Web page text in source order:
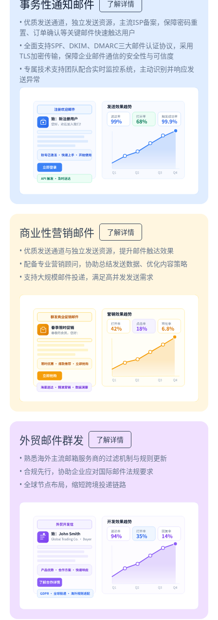
事务性通知邮件
了解详情
• 优质发送通道，独立发送资源，主流ISP备案，保障密码重
置、订单确认等关键邮件快速触达用户
• 全面支持SPF、DKIM、DMARC三大邮件认证协议，采用
TLS加密传输，保障企业邮件通信的安全性与可信度
• 专属技术支持团队配合实时监控系统，主动识别并响应发
送异常
商业性营销邮件
了解详情
• 优质发送通道与独立发送资源，提升邮件触达效果
• 配备专业营销顾问，协助总结发送数据、优化内容策略
• 支持大规模邮件投递，满足高并发发送需求
外贸邮件群发
了解详情
• 熟悉海外主流邮箱服务商的过滤机制与规则更新
• 合规先行，协助企业应对国际邮件法规要求
• 全球节点布局，缩短跨境投递链路